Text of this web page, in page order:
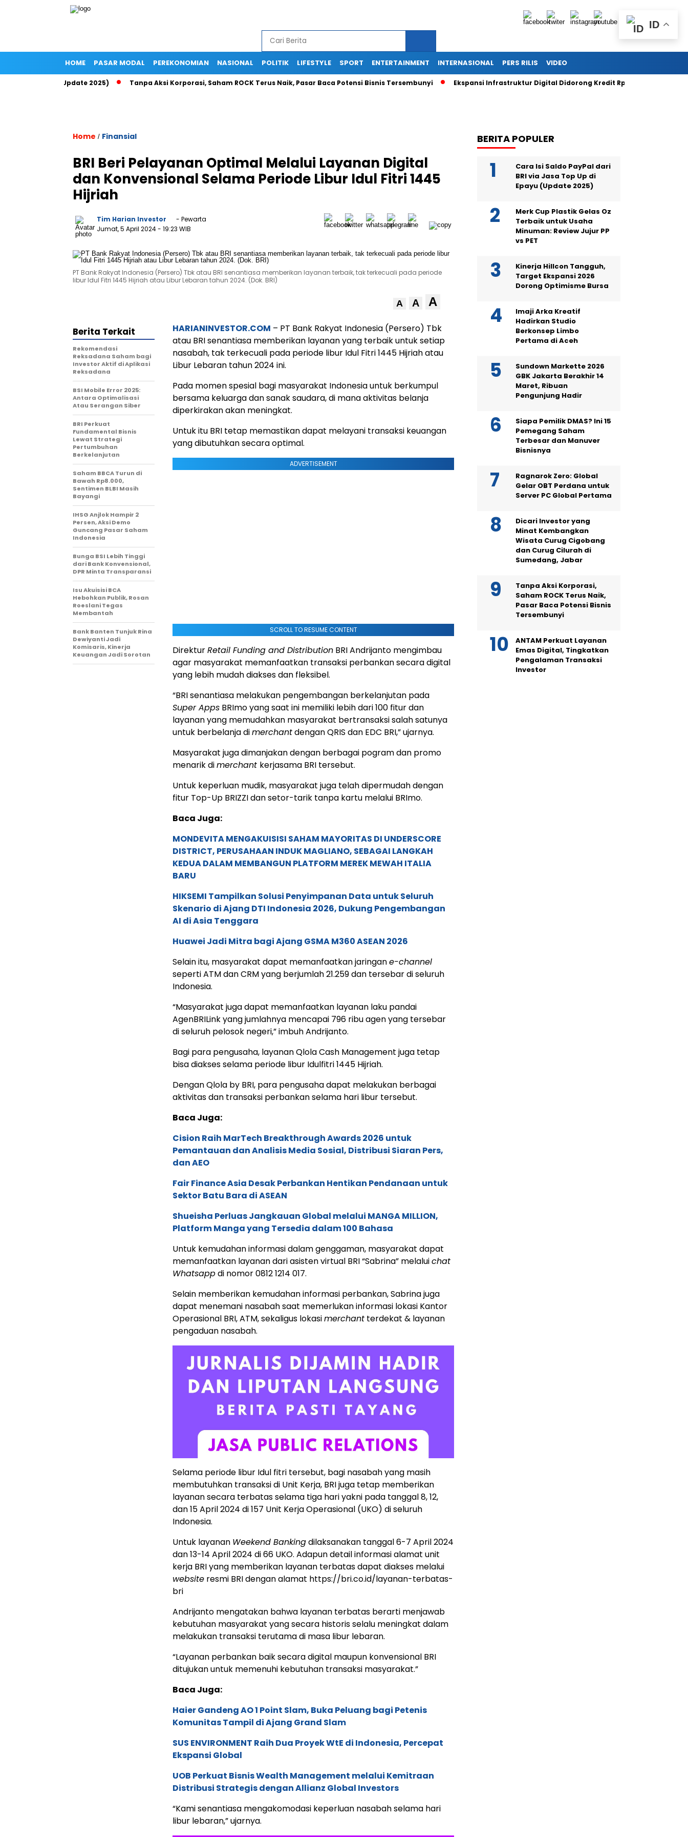
HOME PASAR MODAL PEREKONOMIAN NASIONAL POLITIK LIFESTYLE SPORT ENTERTAINMENT INTERNASIONAL PERS RILIS VIDEO
di Epayu (Update 2025) Tanpa Aksi Korporasi, Saham ROCK Terus Naik, Pasar Baca Potensi Bisnis Tersembunyi Ekspansi Infrastruktur Digital Didorong Kredit Rp400 Miliar TOWR dari
Home / Finansial
BRI Beri Pelayanan Optimal Melalui Layanan Digital
dan Konvensional Selama Periode Libur Idul Fitri 1445
Hijriah
Tim Harian Investor
- Pewarta
Jumat, 5 April 2024- 19:23 WIB
PT Bank Rakyat Indonesia (Persero) Tbk atau BRI senantiasa memberikan layanan terbaik, tak terkecuali pada periode
libur Idul Fitri 1445 Hijriah atau Libur Lebaran tahun 2024. (Dok. BRI)
A A A
HARIANINVESTOR.COM – PT Bank Rakyat Indonesia (Persero) Tbk
atau BRI senantiasa memberikan layanan yang terbaik untuk setiap
nasabah, tak terkecuali pada periode libur Idul Fitri 1445 Hijriah atau
Libur Lebaran tahun 2024 ini.
Pada momen spesial bagi masyarakat Indonesia untuk berkumpul
bersama keluarga dan sanak saudara, di mana aktivitas belanja
diperkirakan akan meningkat.
Untuk itu BRI tetap memastikan dapat melayani transaksi keuangan
yang dibutuhkan secara optimal.
ADVERTISEMENT
SCROLL TO RESUME CONTENT
DirekturRetail Funding and Distribution BRI Andrijanto mengimbau
agar masyarakat memanfaatkan transaksi perbankan secara digital
yang lebih mudah diakses dan fleksibel.
“BRI senantiasa melakukan pengembangan berkelanjutan pada
Super Apps BRImo yang saat ini memiliki lebih dari 100 fitur dan
layanan yang memudahkan masyarakat bertransaksi salah satunya
untuk berbelanja dimerchantdengan QRIS dan EDC BRI,” ujarnya.
Masyarakat juga dimanjakan dengan berbagai pogram dan promo
menarik dimerchant kerjasama BRI tersebut.
Untuk keperluan mudik, masyarakat juga telah dipermudah dengan
fitur Top-Up BRIZZI dan setor-tarik tanpa kartu melalui BRImo.
Baca Juga:
MONDEVITA MENGAKUISISI SAHAM MAYORITAS DI UNDERSCORE
DISTRICT, PERUSAHAAN INDUK MAGLIANO, SEBAGAI LANGKAH
KEDUA DALAM MEMBANGUN PLATFORM MEREK MEWAH ITALIA
BARU
HIKSEMI Tampilkan Solusi Penyimpanan Data untuk Seluruh
Skenario di Ajang DTI Indonesia 2026, Dukung Pengembangan
AI di Asia Tenggara
Huawei Jadi Mitra bagi Ajang GSMA M360 ASEAN 2026
Selain itu, masyarakat dapat memanfaatkan jaringane-channel
seperti ATM dan CRM yang berjumlah 21.259 dan tersebar di seluruh
Indonesia.
“Masyarakat juga dapat memanfaatkan layanan laku pandai
AgenBRILink yang jumlahnya mencapai 796 ribu agen yang tersebar
di seluruh pelosok negeri,” imbuh Andrijanto.
Bagi para pengusaha, layanan Qlola Cash Management juga tetap
bisa diakses selama periode libur Idulfitri 1445 Hijriah.
Dengan Qlola by BRI, para pengusaha dapat melakukan berbagai
aktivitas dan transaksi perbankan selama hari libur tersebut.
Baca Juga:
Cision Raih MarTech Breakthrough Awards 2026 untuk
Pemantauan dan Analisis Media Sosial, Distribusi Siaran Pers,
dan AEO
Fair Finance Asia Desak Perbankan Hentikan Pendanaan untuk
Sektor Batu Bara di ASEAN
Shueisha Perluas Jangkauan Global melalui MANGA MILLION,
Platform Manga yang Tersedia dalam 100 Bahasa
Untuk kemudahan informasi dalam genggaman, masyarakat dapat
memanfaatkan layanan dari asisten virtual BRI “Sabrina” melaluichat
Whatsappdi nomor 0812 1214 017.
Selain memberikan kemudahan informasi perbankan, Sabrina juga
dapat menemani nasabah saat memerlukan informasi lokasi Kantor
Operasional BRI, ATM, sekaligus lokasimerchant terdekat & layanan
pengaduan nasabah.
Selama periode libur Idul fitri tersebut, bagi nasabah yang masih
membutuhkan transaksi di Unit Kerja, BRI juga tetap memberikan
layanan secara terbatas selama tiga hari yakni pada tanggal 8, 12,
dan 15 April 2024 di 157 Unit Kerja Operasional (UKO) di seluruh
Indonesia.
Untuk layanan Weekend Bankingdilaksanakan tanggal 6-7 April 2024
dan 13-14 April 2024 di 66 UKO. Adapun detail informasi alamat unit
kerja BRI yang memberikan layanan terbatas dapat diakses melalui
website resmi BRI dengan alamat https://bri.co.id/layanan-terbatas-
bri
Andrijanto mengatakan bahwa layanan terbatas berarti menjawab
kebutuhan masyarakat yang secara historis selalu meningkat dalam
melakukan transaksi terutama di masa libur lebaran.
“Layanan perbankan baik secara digital maupun konvensional BRI
ditujukan untuk memenuhi kebutuhan transaksi masyarakat.”
Baca Juga:
Haier Gandeng AO 1 Point Slam, Buka Peluang bagi Petenis
Komunitas Tampil di Ajang Grand Slam
SUS ENVIRONMENT Raih Dua Proyek WtE di Indonesia, Percepat
Ekspansi Global
UOB Perkuat Bisnis Wealth Management melalui Kemitraan
Distribusi Strategis dengan Allianz Global Investors
“Kami senantiasa mengakomodasi keperluan nasabah selama hari
libur lebaran,” ujarnya.
Berita Terkait
Rekomendasi
Reksadana Saham bagi
Investor Aktif di Aplikasi
Reksadana
BSI Mobile Error 2025:
Antara Optimalisasi
Atau Serangan Siber
BRI Perkuat
Fundamental Bisnis
Lewat Strategi
Pertumbuhan
Berkelanjutan
Saham BBCA Turun di
Bawah Rp8.000,
Sentimen BLBI Masih
Bayangi
IHSG Anjlok Hampir 2
Persen, Aksi Demo
Guncang Pasar Saham
Indonesia
Bunga BSI Lebih Tinggi
dari Bank Konvensional,
DPR Minta Transparansi
Isu Akuisisi BCA
Hebohkan Publik, Rosan
Roeslani Tegas
Membantah
Bank Banten Tunjuk Rina
Dewiyanti Jadi
Komisaris, Kinerja
Keuangan Jadi Sorotan
BERITA POPULER
Cara Isi Saldo PayPal dari
BRI via Jasa Top Up di
Epayu (Update 2025)
Merk Cup Plastik Gelas Oz
Terbaik untuk Usaha
Minuman: Review Jujur PP
vs PET
Kinerja Hillcon Tangguh,
Target Ekspansi 2026
Dorong Optimisme Bursa
Imaji Arka Kreatif
Hadirkan Studio
Berkonsep Limbo
Pertama di Aceh
Sundown Markette 2026
GBK Jakarta Berakhir 14
Maret, Ribuan
Pengunjung Hadir
Siapa Pemilik DMAS? Ini 15
Pemegang Saham
Terbesar dan Manuver
Bisnisnya
Ragnarok Zero: Global
Gelar OBT Perdana untuk
Server PC Global Pertama
Dicari Investor yang
Minat Kembangkan
Wisata Curug Cigobang
dan Curug Cilurah di
Sumedang, Jabar
Tanpa Aksi Korporasi,
Saham ROCK Terus Naik,
Pasar Baca Potensi Bisnis
Tersembunyi
ANTAM Perkuat Layanan
Emas Digital, Tingkatkan
Pengalaman Transaksi
Investor
ID